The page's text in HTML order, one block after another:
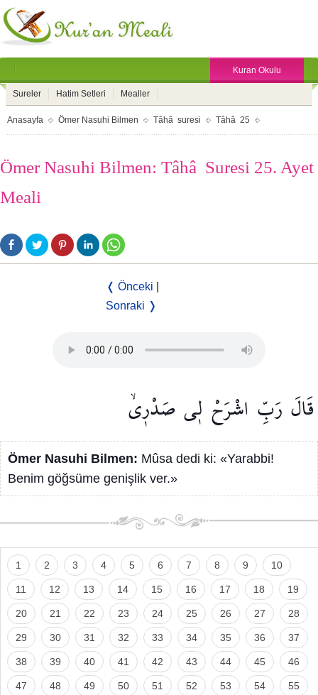
Kuran Okulu
Sureler Hatim Setleri Mealler
Anasayfa Ömer Nasuhi Bilmen Tâhâ suresi Tâhâ 25
Ömer Nasuhi Bilmen: Tâhâ Suresi 25. Ayet
Meali
❬ Önceki
Sonraki ❭
قَالَ رَبِّ اشْرَحْ ل۪يصَدْر۪يۙ
Ömer Nasuhi Bilmen: Mûsa dedi ki: «Yarabbi!
Benim göğsüme genişlik ver.»
1 2 3 4 5 6 7 8 9 10
11 12 13 14 15 16 17 18 19
20 21 22 23 24 25 26 27 28
29 30 31 32 33 34 35 36 37
38 39 40 41 42 43 44 45 46
47 48 49 50 51 52 53 54 55